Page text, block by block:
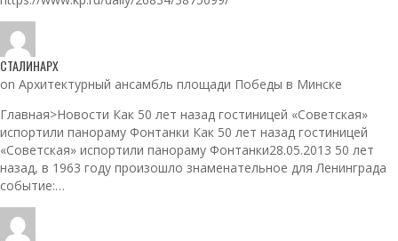
СТАЛИНАРХ
on Архитектурный ансамбль площади Победы в Минске
Главная>Новости Как 50 лет назад гостиницей «Советская»
испортили панораму Фонтанки Как 50 лет назад гостиницей
«Советская» испортили панораму Фонтанки28.05.2013 50 лет
назад, в 1963 году произошло знаменательное для Ленинграда
событие:…